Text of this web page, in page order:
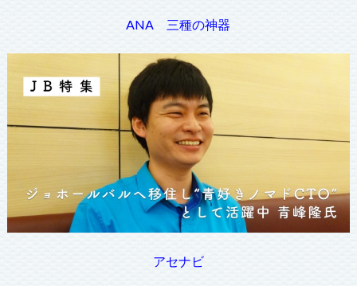
ANA 三種の神器
アセナビ